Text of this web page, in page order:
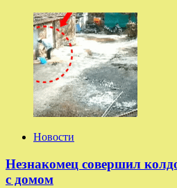
Новости
Незнакомец совершил
с домом